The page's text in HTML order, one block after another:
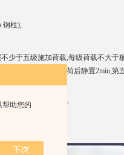
帮助您的
钢柱);
少于五级施加荷载,每级荷载不大于
前四级每级加荷后静置2min,第
破坏。
总和作为试验结果。